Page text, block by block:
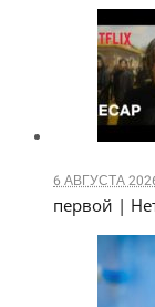
6 АВГУСТА
первой |